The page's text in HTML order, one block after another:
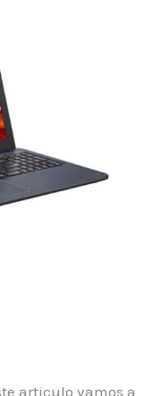
articulo vamos a